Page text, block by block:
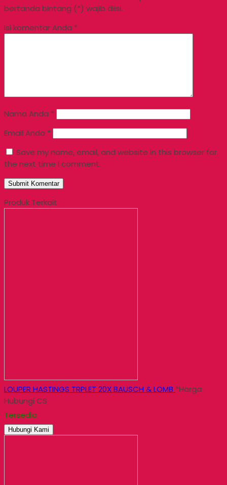
bertanda bintang (*) wajib diisi.
Isi komentar Anda *
Nama Anda *
Email Anda *
Save my name, email, and website in this browser for
the next time I comment.
Produk Terkait
LOUPER HASTINGS TRPLET 20X BAUSCH & LOMB *Harga
Hubungi CS
Tersedia
Hubungi Kami